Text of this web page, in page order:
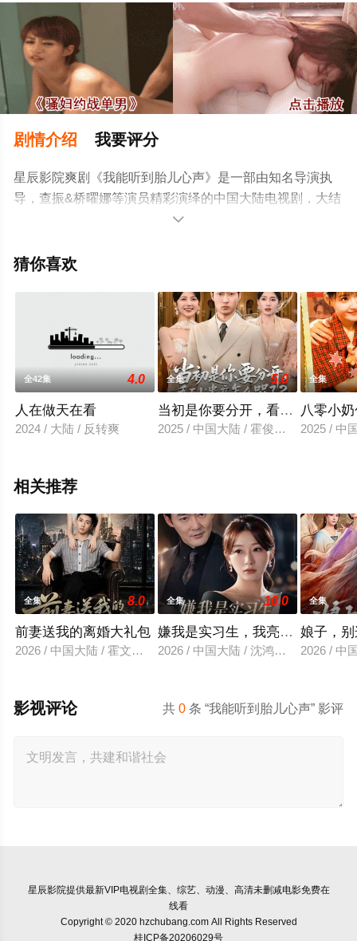
剧情介绍 我要评分
星辰影院爽剧《我能听到胎儿心声》是一部由知名导演执
导，查振&桥曜娜等演员精彩演绎的中国大陆电视剧，大结
局剧情已揭晓（全集），手机免费观看高清无删减完整版
电视剧、电视猫或剧情网等平台了解。

猜你喜欢
全42集 4.0
人在做天在看
2024 / 大陆 / 反转爽
全集 5.0
当初是你要分开，看到遗产怎么
2025 / 中国大陆 / 霍俊全＆金珊＆曹
全集
八零小
2025 / 中
相关推荐
全集 8.0
前妻送我的离婚大礼包
2026 / 中国大陆 / 霍文琦＆雷小米
全集 10.0
嫌我是实习生，我亮出老板身份
2026 / 中国大陆 / 沈鸿运＆刘亚倩
全集
娘子，
2026 / 中
共0 条 “我能听到胎儿心声” 影评
影视评论
星辰影院提供最新VIP电视剧全集、综艺、动漫、高清未删减电影免费在
线看
Copyright © 2020 hzchubang.com All Rights Reserved
桂ICP备20206029号